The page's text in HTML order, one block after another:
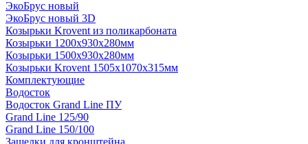
ЭкоБрус новый
ЭкоБрус новый 3D
Козырьки Krovent из поликарбоната
Козырьки 1200х930х280мм
Козырьки 1500х930х280мм
Козырьки Krovent 1505х1070х315мм
Комплектующие
Водосток
Водосток Grand Line ПУ
Grand Line 125/90
Grand Line 150/100
Защелки для кронштейна